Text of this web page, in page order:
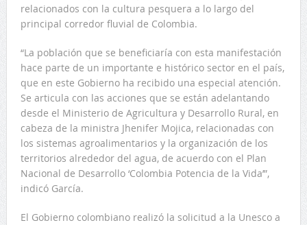
relacionados con la cultura pesquera a lo largo del
principal corredor fluvial de Colombia.
“La población que se beneficiaría con esta manifestación
hace parte de un importante e histórico sector en el país,
que en este Gobierno ha recibido una especial atención.
Se articula con las acciones que se están adelantando
desde el Ministerio de Agricultura y Desarrollo Rural, en
cabeza de la ministra Jhenifer Mojica, relacionadas con
los sistemas agroalimentarios y la organización de los
territorios alrededor del agua, de acuerdo con el Plan
Nacional de Desarrollo ‘Colombia Potencia de la Vida’”,
indicó García.
El Gobierno colombiano realizó la solicitud a la Unesco a